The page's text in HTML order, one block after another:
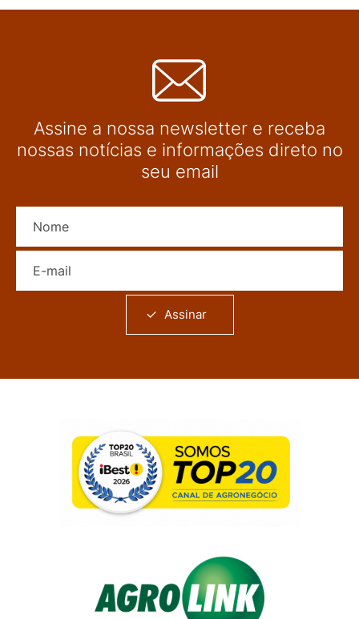
Assine a nossa newsletter e receba
nossas notícias e informações direto no
seu email
Assinar